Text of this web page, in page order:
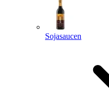
Sojasaucen